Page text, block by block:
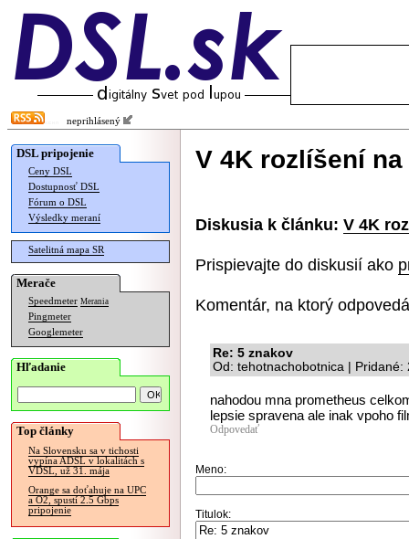
neprihlásený
DSL pripojenie
Ceny DSL
Dostupnosť DSL
Fórum o DSL
Výsledky meraní
Satelitná mapa SR
Merače
Speedmeter Merania
Pingmeter
Googlemeter
Hľadanie
Top články
Na Slovensku sa v tichosti
vypína ADSL v lokalitách s
VDSL, už 31. mája
Orange sa doťahuje na UPC
a O2, spustí 2.5 Gbps
pripojenie
V 4K rozlíšení
Diskusia k článku: V 4K
Prispievajte do diskusií ako
Komentár, na ktorý
Re: 5 znakov
Od: tehotnachobotnica | Pridané:
nahodou mna prometheus
lepsie spravena ale inak vpoho
Odpovedať
Meno:
Titulok: